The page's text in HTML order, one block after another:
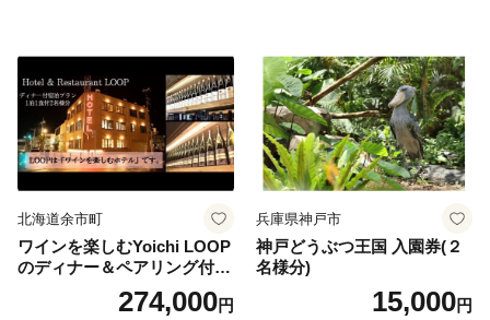
北海道余市町
ワインを楽しむYoichi LOOP
のディナー＆ペアリング付宿
泊プラン＜デラックスツイン
274,000円
兵庫県神戸市
神戸どうぶつ王国 入園券(２
名様分)
15,000円